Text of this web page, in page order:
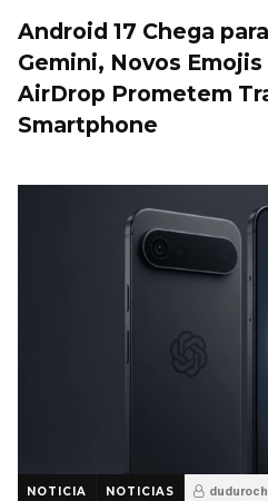
Android 17 Chega
Gemini, Novos
AirDrop Prometem
Smartphone
NOTICIA NOTICIAS